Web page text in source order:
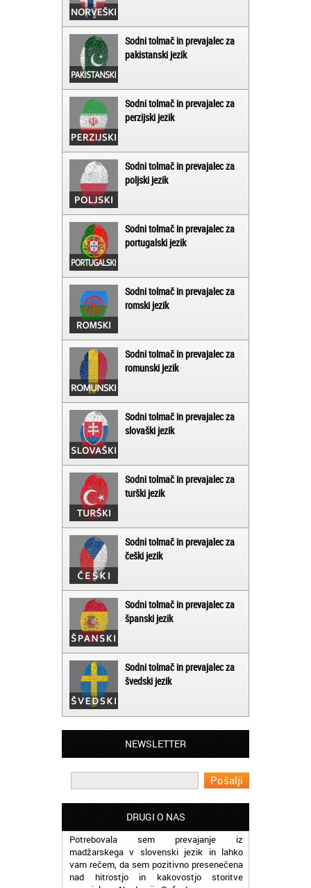
Sodni tolmač in prevajalec za
pakistanski jezik
Sodni tolmač in prevajalec za
perzijski jezik
Sodni tolmač in prevajalec za
poljski jezik
Sodni tolmač in prevajalec za
portugalski jezik
Sodni tolmač in prevajalec za
romski jezik
Sodni tolmač in prevajalec za
romunski jezik
Sodni tolmač in prevajalec za
slovaški jezik
Sodni tolmač in prevajalec za
turški jezik
Sodni tolmač in prevajalec za
češki jezik
Sodni tolmač in prevajalec za
španski jezik
Sodni tolmač in prevajalec za
švedski jezik
NEWSLETTER
DRUGI O NAS
Lahko pohvalim vse zaposlene v Akademiji
Oxford, ker so resnično profesionalni in
prevajalske storitve opravljajo hitro in
učinkoviti.
Martina iz Bleda:
Potrebovala sem prevajanje iz
madžarskega v slovenski jezik in lahko
vam rečem, da sem pozitivno presenečena
nad hitrostjo in kakovostjo storitve
prevajalcev Akademije Oxford.